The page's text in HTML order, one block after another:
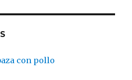
con pollo